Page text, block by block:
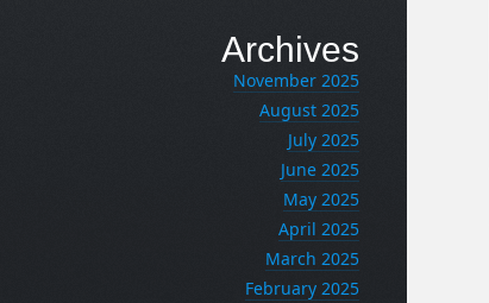
Archives
November 2025
August 2025
July 2025
June 2025
May 2025
April 2025
March 2025
February 2025